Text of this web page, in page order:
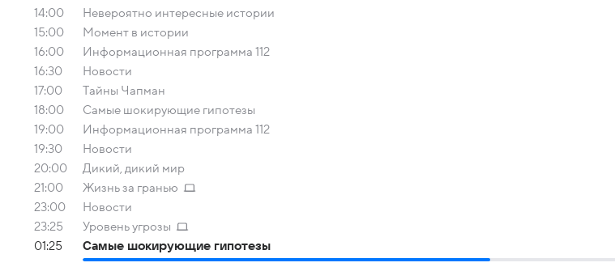
14:00
Невероятно интересные истории
15:00
Момент в истории
16:00
Информационная программа 112
16:30
Новости
17:00
Тaйны Чапман
18:00
Самые шoкиpующие гипотезы
19:00
Информационная программа 112
19:30
Новости
20:00
Дикий, дикий мир
21:00
Жизнь за гранью
23:00
Новости
23:25
Уровень угрозы
01:25
Самые шoкиpующие гипотезы